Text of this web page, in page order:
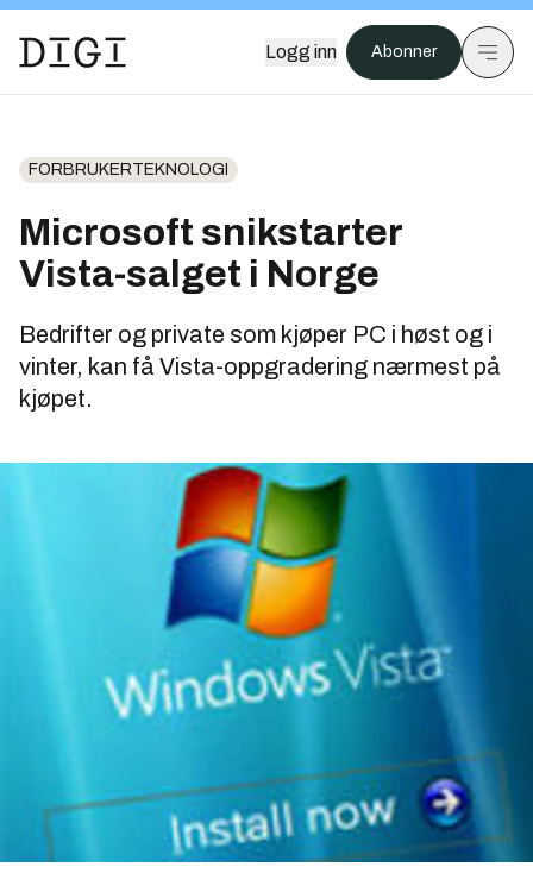
Logg inn Abonner
FORBRUKERTEKNOLOGI
Microsoft snikstarter
Vista-salget i Norge
Bedrifter og private som kjøper PC i høst og i
vinter, kan få Vista-oppgradering nærmest på
kjøpet.